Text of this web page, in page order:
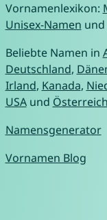
Vornamenlexikon:
Unisex-Namen und
Beliebte Namen in
Deutschland,
Irland, Kanada,
USAund Österreich
Namensgenerator
Vornamen Blog